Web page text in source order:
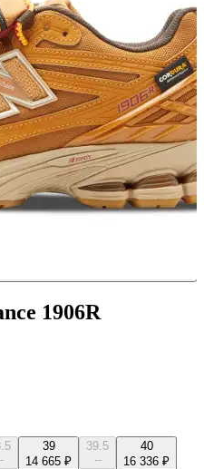
1906R
39
14 665 ₽
39.5
--
40
16 336 ₽